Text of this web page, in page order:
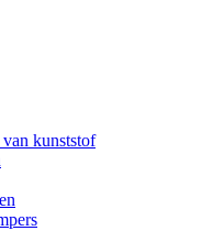
van kunststof